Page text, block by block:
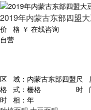
2019年内蒙古东部四盟
价 格 ￥ 在线咨询
自营
区 域： 内蒙古东部四盟尺
格 式： 栅格 时
时 相： 年